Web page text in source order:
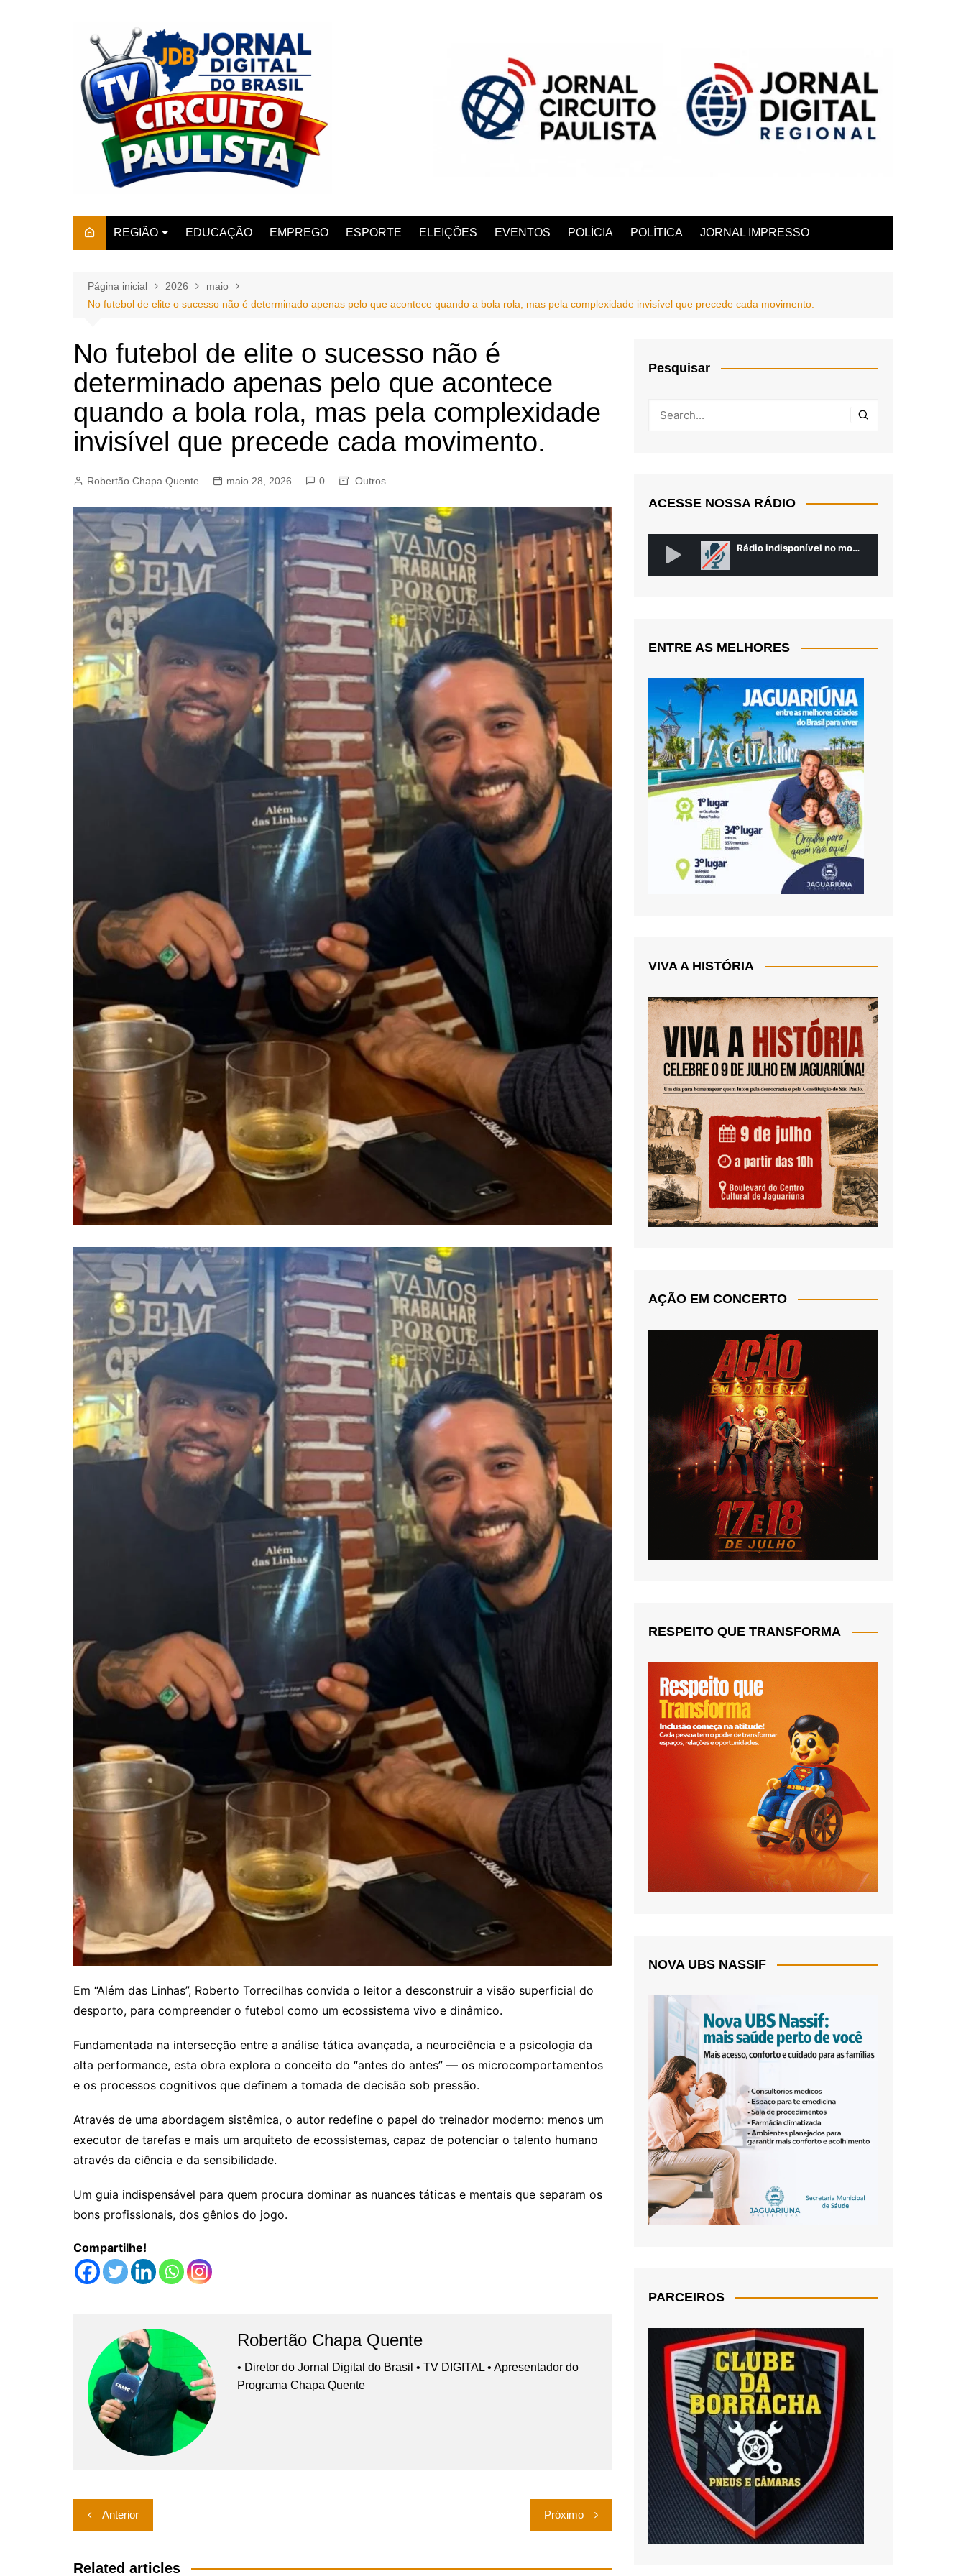
REGIÃO
AMERICANA
CAMPINAS
ESTIVA GERBI
JAGUARIÚNA
JUNDIAÍ
LIMEIRA
MOGI GUAÇU
PAULÍNIA
PEDREIRA
RIBEIRÃO PRETO
EDUCAÇÃO EMPREGO ESPORTE ELEIÇÕES EVENTOS POLÍCIA POLÍTICA JORNAL IMPRESSO
Página inicial 2026
maio
No futebol de elite o sucesso não é determinado apenas pelo que acontece quando a bola rola, mas pela complexidade invisível que precede cada movimento.
No futebol de elite o sucesso não é
determinado apenas pelo que acontece
quando a bola rola, mas pela complexidade
invisível que precede cada movimento.
Robertão Chapa Quente maio 28, 2026 0 Outros
Em “Além das Linhas”, Roberto Torrecilhas convida o leitor a desconstruir a visão superficial do
desporto, para compreender o futebol como um ecossistema vivo e dinâmico.
Fundamentada na intersecção entre a análise tática avançada, a neurociência e a psicologia da
alta performance, esta obra explora o conceito do “antes do antes” — os microcomportamentos
e os processos cognitivos que definem a tomada de decisão sob pressão.
Através de uma abordagem sistêmica, o autor redefine o papel do treinador moderno: menos um
executor de tarefas e mais um arquiteto de ecossistemas, capaz de potenciar o talento humano
através da ciência e da sensibilidade.
Um guia indispensável para quem procura dominar as nuances táticas e mentais que separam os
bons profissionais, dos gênios do jogo.
Compartilhe!
Robertão Chapa Quente
• Diretor do Jornal Digital do Brasil • TV DIGITAL • Apresentador do
Programa Chapa Quente
Navegação
de
Post
Anterior Próximo
Related articles
Pesquisar
ACESSE NOSSA RÁDIO
ENTRE AS MELHORES
VIVA A HISTÓRIA
AÇÃO EM CONCERTO
RESPEITO QUE TRANSFORMA
NOVA UBS NASSIF
PARCEIROS